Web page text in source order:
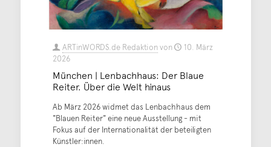
ARTinWORDS.de Redaktionvon
10. März
2026
München | Lenbachhaus: Der Blaue
Reiter. Über die Welt hinaus
Ab März 2026 widmet das Lenbachhaus dem
"Blauen Reiter" eine neue Ausstellung - mit
Fokus auf der Internationalität der beteiligten
Künstler:innen.